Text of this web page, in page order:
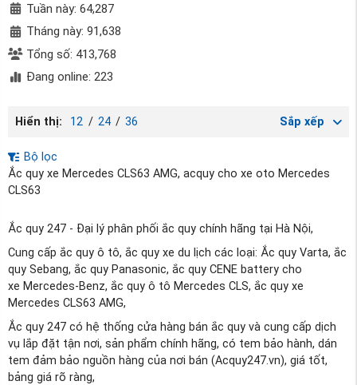
Tuần này: 64,287
Tháng này: 91,638
Tổng số: 413,768
Đang online: 223
Hiển thị: 12 / 24 / 36 Sắp xếp
Bộ lọc
Ắc quy xe Mercedes CLS63 AMG, acquy cho xe oto Mercedes
CLS63
Ắc quy 247 - Đại lý phân phối ắc quy chính hãng tại Hà Nội,
Cung cấp ắc quy ô tô, ắc quy xe du lịch các loại: Ắc quy Varta, ắc
quy Sebang, ắc quy Panasonic, ắc quy CENE battery cho
xe Mercedes-Benz, ắc quy ô tô Mercedes CLS, ắc quy xe
Mercedes CLS63 AMG,
Ắc quy 247 có hệ thống cửa hàng bán ắc quy và cung cấp dịch
vụ lắp đặt tận nơi, sản phẩm chính hãng, có tem bảo hành, dán
tem đảm bảo nguồn hàng của nơi bán (Acquy247.vn), giá tốt,
bảng giá rõ ràng,